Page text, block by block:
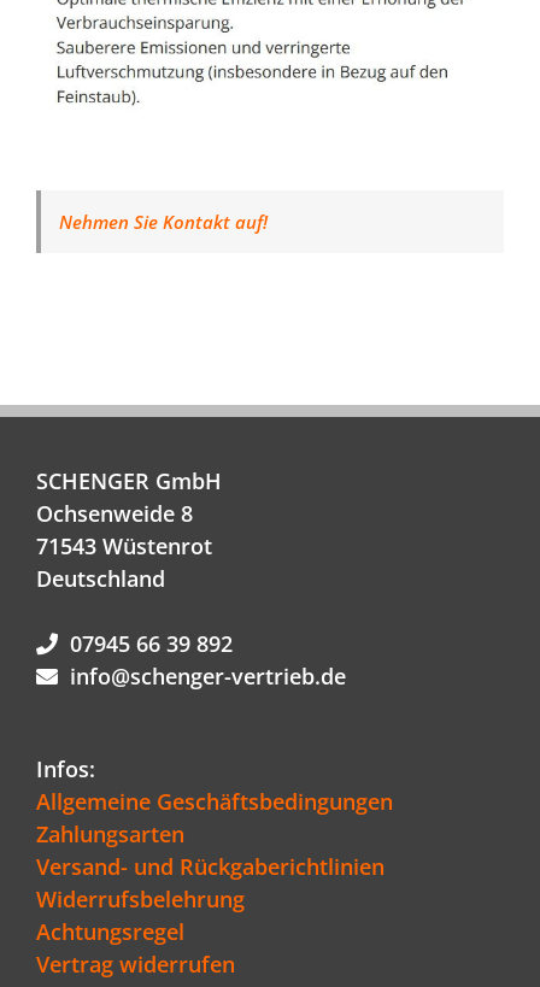
Nehmen Sie Kontakt auf!
SCHENGER GmbH
Ochsenweide 8
71543 Wüstenrot
Deutschland
07945 66 39 892
info@schenger-vertrieb.de
Infos:
Allgemeine Geschäftsbedingungen
Zahlungsarten
Versand- und Rückgaberichtlinien
Widerrufsbelehrung
Achtungsregel
Vertrag widerrufen